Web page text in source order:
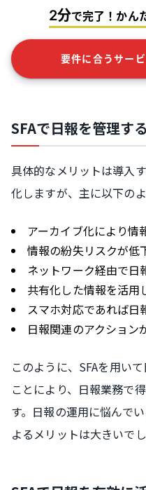
2分で完了！かん
要件に合うサー
SFAで日報を管理す
具体的なメリットは導入
化しますが、主に以下の
アーカイブ化により情
情報の紛失リスクが低
ネットワーク経由で日
共有化した情報を活用
スマホ対応であれば日
日報関連のアクション
このように、SFAを用い
ことにより、日報業務で
す。日報の運用に悩んで
よるメリットは大きいでし